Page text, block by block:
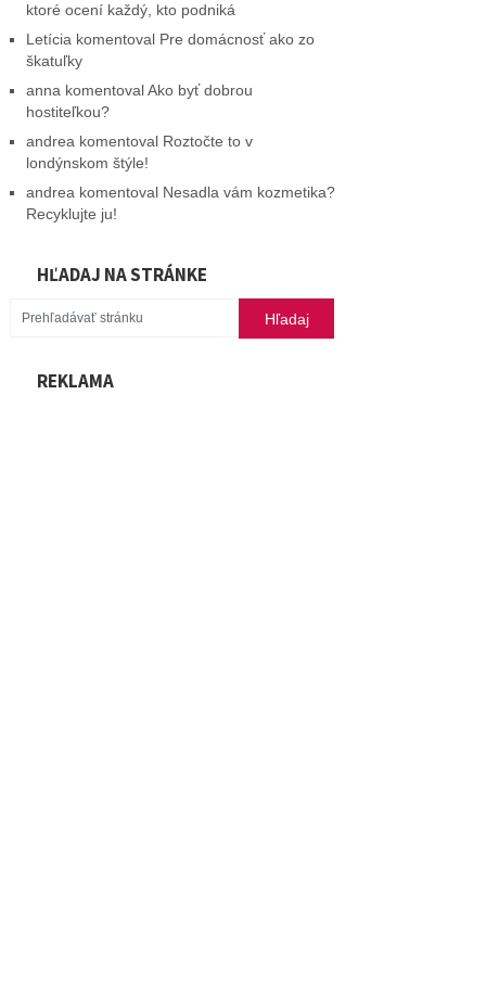
ktoré ocení každý, kto podniká
Letícia komentoval Pre domácnosť ako zo
škatuľky
anna komentovalAko byť dobrou
hostiteľkou?
andrea komentoval Roztočte to v
londýnskom štýle!
andrea komentoval Nesadla vám kozmetika?
Recyklujte ju!
HĽADAJ NA STRÁNKE
REKLAMA